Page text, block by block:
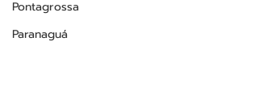
Pontagrossa
Paranaguá